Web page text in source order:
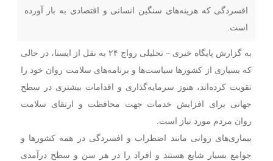
افسردگی که هزینه‌های سنگین انسانی و اقتصادی به بار آورده
است.
به گزارش پایگاه خبری – تحلیلی رواج ۲۴ به نقل از ایسنا،‌ در حالی
که بسیاری از کشورها سیاست‌ها و برنامه‌های سلامت روان خود را
تقویت کرده‌اند، هنوز سرمایه‌گذاری و اقدامات بیشتری در سطح
جهانی برای افزایش خدمات جهت محافظت و ارتقای سلامت
روان مردم مورد نیاز است.
بیماری‌های روانی مانند اضطراب و افسردگی در همه کشورها و
جوامع بسیار شایع هستند و افراد را در هر سن و سطح درآمدی